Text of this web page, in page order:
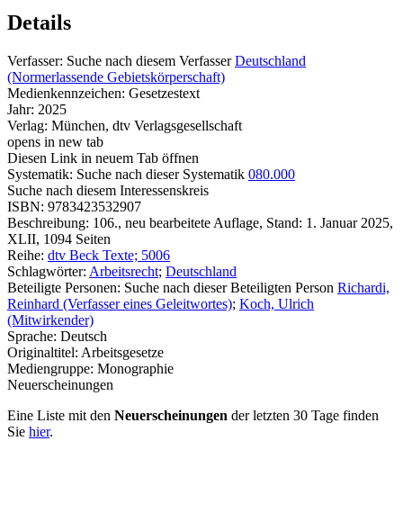
Details
Verfasser: Suche nach diesem Verfasser Deutschland
(Normerlassende Gebietskörperschaft)
Medienkennzeichen: Gesetzestext
Jahr: 2025
Verlag: München, dtv Verlagsgesellschaft
opens in new tab
Diesen Link in neuem Tab öffnen
Systematik: Suche nach dieser Systematik 080.000
Suche nach diesem Interessenskreis
ISBN: 9783423532907
Beschreibung: 106., neu bearbeitete Auflage, Stand: 1. Januar 2025,
XLII, 1094 Seiten
Reihe: dtv Beck Texte; 5006
Schlagwörter: Arbeitsrecht; Deutschland
Beteiligte Personen: Suche nach dieser Beteiligten Person Richardi,
Reinhard (Verfasser eines Geleitwortes); Koch, Ulrich
(Mitwirkender)
Sprache: Deutsch
Originaltitel: Arbeitsgesetze
Mediengruppe: Monographie
Neuerscheinungen
Eine Liste mit den Neuerscheinungen der letzten 30 Tage finden
Sie hier.